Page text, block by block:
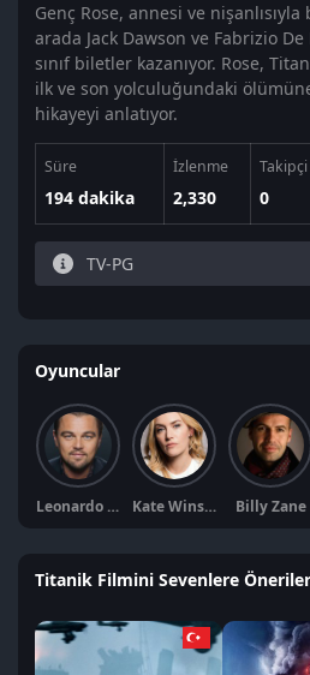
Genç Rose, annesi ve
arada Jack Dawson ve Fabrizio
sınıf biletler kazanıyor. Rose,
ilk ve son yolculuğundaki
hikayeyi anlatıyor.
Süre
194 dakika
İzlenme
2,330
Takipçi
0
TV-PG
Oyuncular
Leonardo DiCaprio Kate Winslet Billy Zane
Titanik Filmini Sevenlere Öneriler